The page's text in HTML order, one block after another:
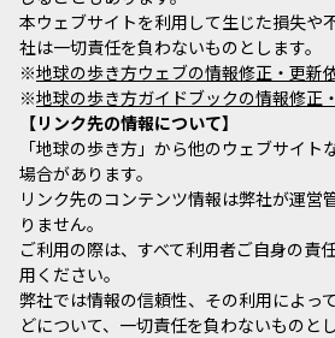
本ウェブサイトを利用して生じた損失や
社は一切責任を負わないものとします。
※地球の歩き方ウェブの情報修正・更新
※地球の歩き方ガイドブックの情報修正
リンク先の情報について
「地球の歩き方」から他のウェブサイト
場合があります。
リンク先のコンテンツ情報は弊社が運営
りません。
ご利用の際は、すべて利用者ご自身の責
用ください。
弊社では情報の信頼性、その利用によっ
どについて、一切責任を負わないものとし